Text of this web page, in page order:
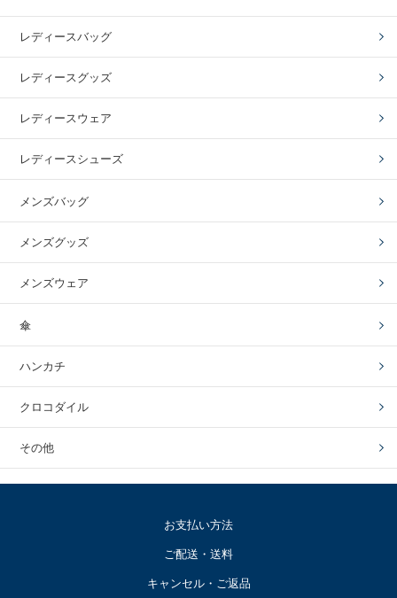
レディースバッグ
レディースグッズ
レディースウェア
レディースシューズ
メンズバッグ
メンズグッズ
メンズウェア
傘
ハンカチ
クロコダイル
その他
お支払い方法
ご配送・送料
キャンセル・ご返品